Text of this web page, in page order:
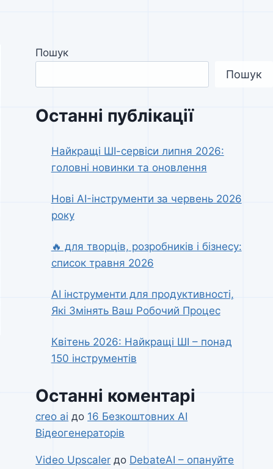
Пошук
Пошук
Останні публікації
Найкращі ШІ-сервіси липня 2026:
головні новинки та оновлення
Нові AI-інструменти за червень 2026
року
🔥 для творців, розробників і бізнесу:
список травня 2026
AI інструменти для продуктивності,
Які Змінять Ваш Робочий Процес
Квітень 2026: Найкращі ШІ – понад
150 інструментів
Останні коментарі
creo ai до 16 Безкоштовних AI
Відеогенераторів
Video Upscaler до DebateAI – опануйте